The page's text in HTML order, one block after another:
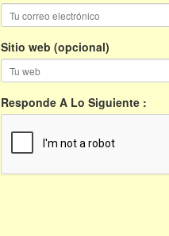
Sitio web (opcional)
Responde A Lo Siguiente :